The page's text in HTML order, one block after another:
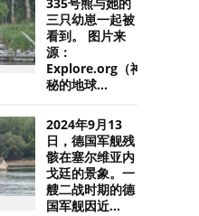
335号熊与她的
三只幼崽一起被
看到。 图片来
源：
Explore.org（神
秘的地球...
2024年9月13
日，德国军舰残
骸在塞尔维亚内
戈廷的景象。一
艘二战时期的德
国军舰因近...